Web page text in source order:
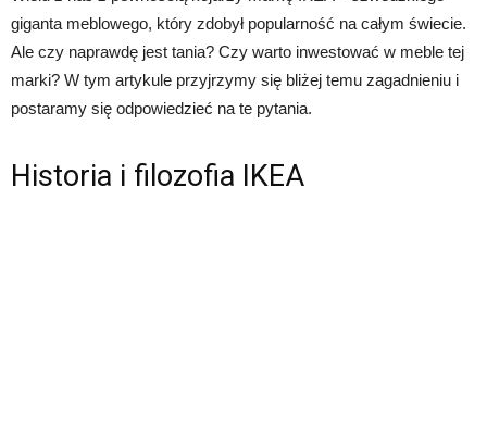
giganta meblowego, który zdobył popularność na całym świecie.
Ale czy naprawdę jest tania? Czy warto inwestować w meble tej
marki? W tym artykule przyjrzymy się bliżej temu zagadnieniu i
postaramy się odpowiedzieć na te pytania.
Historia i filozofia IKEA